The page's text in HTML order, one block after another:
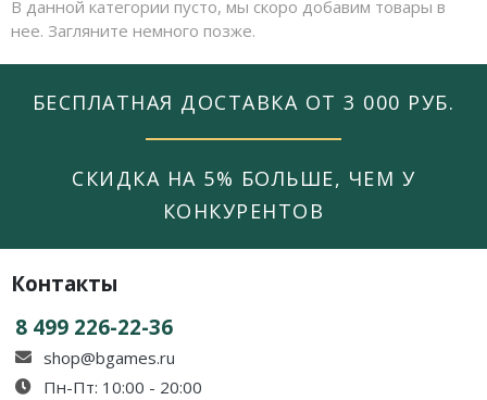
В данной категории пусто, мы скоро добавим товары в
нее. Загляните немного позже.
БЕСПЛАТНАЯ ДОСТАВКА ОТ 3 000 РУБ.
СКИДКА НА 5% БОЛЬШЕ, ЧЕМ У
КОНКУРЕНТОВ
Контакты
8 499 226-22-36
shop@bgames.ru
Пн-Пт: 10:00 - 20:00
Кооперативные
Стратегические
Приключения
Тактические
Детективные
Игры-квесты
Эволюция
Зельеварение
Стиль Жизни
Lavka Games
GaGa Games
Эврикус
Саграда